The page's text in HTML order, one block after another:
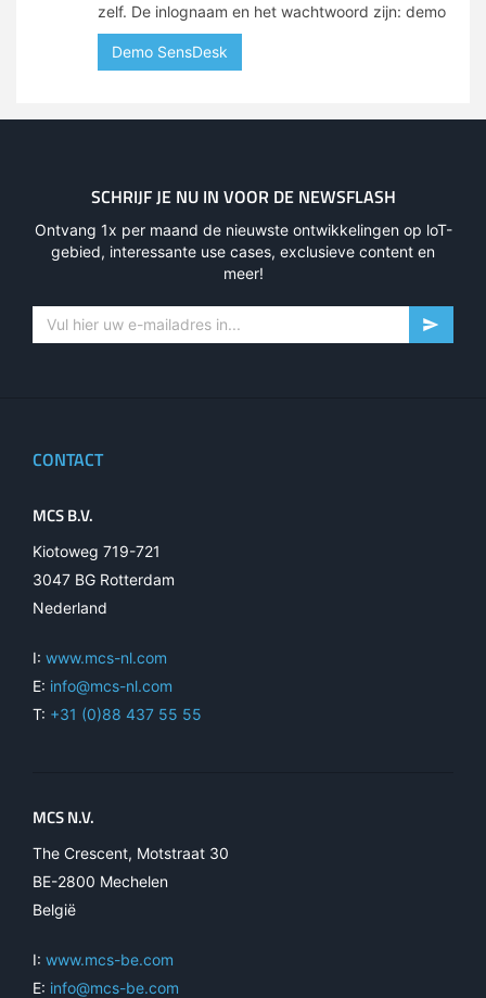
zelf. De inlognaam en het wachtwoord zijn: demo
Demo SensDesk
SCHRIJF JE NU IN VOOR DE NEWSFLASH
Ontvang 1x per maand de nieuwste ontwikkelingen op loT-
gebied, interessante use cases, exclusieve content en
meer!
CONTACT
MCS B.V.
Kiotoweg 719-721
3047 BG Rotterdam
Nederland
I: www.mcs-nl.com
E: info@mcs-nl.com
T: +31 (0)88 437 55 55
MCS N.V.
The Crescent, Motstraat 30
BE-2800 Mechelen
België
I: www.mcs-be.com
E: info@mcs-be.com